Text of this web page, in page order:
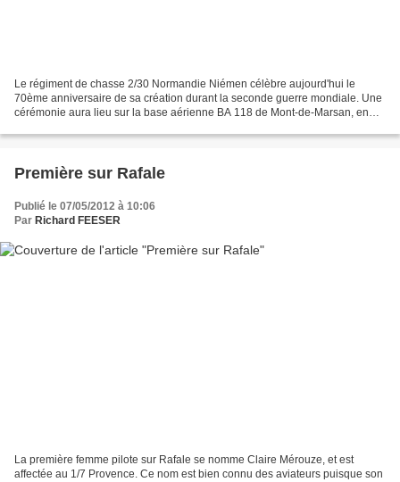
Le régiment de chasse 2/30 Normandie Niémen célèbre aujourd'hui le
70ème anniversaire de sa création durant la seconde guerre mondiale. Une
cérémonie aura lieu sur la base aérienne BA 118 de Mont-de-Marsan, en
Première sur Rafale
Publié le 07/05/2012 à 10:06
Par Richard FEESER
La première femme pilote sur Rafale se nomme Claire Mérouze, et est
affectée au 1/7 Provence. Ce nom est bien connu des aviateurs puisque son